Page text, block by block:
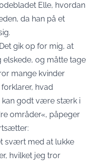
Elle, hvordan
da han på et
gik op for mig, at
elskede, og måtte tage
mange kvinder
hvad
kan godt være stærk i
områder«, påpeger
svært med at lukke
hvilket jeg tror